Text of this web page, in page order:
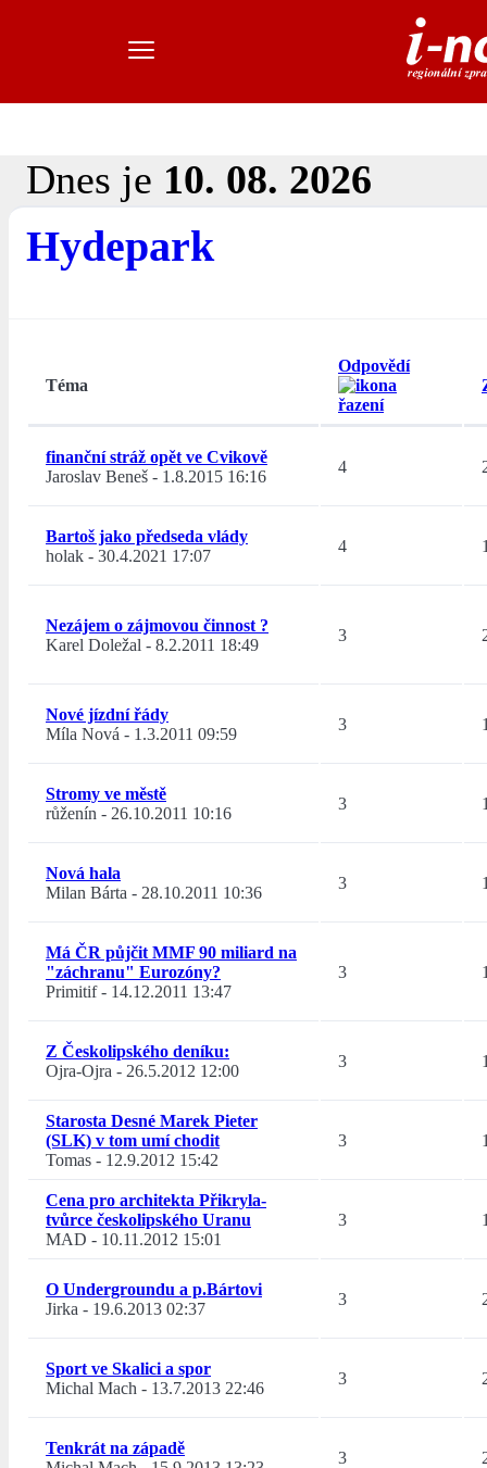
Dnes je 10. 08. 2026
Hydepark
Téma
Odpovědí
finanční stráž opět ve Cvikově
Jaroslav Beneš - 1.8.2015 16:16
4
Bartoš jako předseda vlády
holak - 30.4.2021 17:07
4
Nezájem o zájmovou činnost ?
Karel Doležal - 8.2.2011 18:49
3
Nové jízdní řády
Míla Nová - 1.3.2011 09:59
3
Stromy ve městě
růženín - 26.10.2011 10:16
3
Nová hala
Milan Bárta - 28.10.2011 10:36
3
Má ČR půjčit MMF 90 miliard na
"záchranu" Eurozóny?
Primitif- 14.12.2011 13:47
3
Z Českolipského deníku:
Ojra-Ojra - 26.5.2012 12:00
3
Starosta Desné Marek Pieter
(SLK) v tom umí chodit
Tomas - 12.9.2012 15:42
3
Cena pro architekta Přikryla-
tvůrce českolipského Uranu
MAD - 10.11.2012 15:01
3
O Undergroundu a p.Bártovi
Jirka - 19.6.2013 02:37
3
Sport ve Skalici a spor
Michal Mach - 13.7.2013 22:46
3
Tenkrát na západě
3